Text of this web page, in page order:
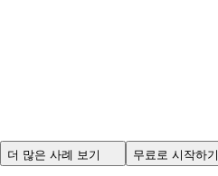
더 많은 사례 보기 무료로 시작하기